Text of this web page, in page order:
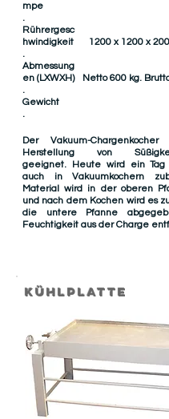
mpe
.
Rührergesc
hwindigkeit
.
Abmessung
en (LXWXH)
.
Gewicht
.
1200 x 1200 x
Netto 600 kg.
Der Vakuum-
Herstellung von
geeignet. Heute wird ein Tag
auch in Vakuumkochern
Material wird in der oberen
und nach dem Kochen wird es
die untere Pfanne
Feuchtigkeit aus der Charge
Kühlplatte